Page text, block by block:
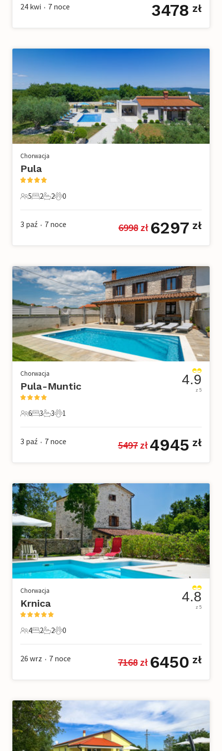
24 kwi • 7 noce 3478 zł
Chorwacja
Pula
5 Goście
5
2 Sypialnie
2
2 Łazienki
2
0 Zwierzęta domowe
0
3 paź • 7 noce 6998 zł 6297 zł
Chorwacja
Pula-Muntic
6 Goście
6
3 Sypialnie
3
3 Łazienki
3
1 Zwierzę domowe
1
4.9
z 5
3 paź • 7 noce 5497 zł 4945 zł
Chorwacja
Krnica
4 Goście
4
2 Sypialnie
2
2 Łazienki
2
0 Zwierzęta domowe
0
4.8
z 5
26 wrz • 7 noce 7168 zł 6450 zł